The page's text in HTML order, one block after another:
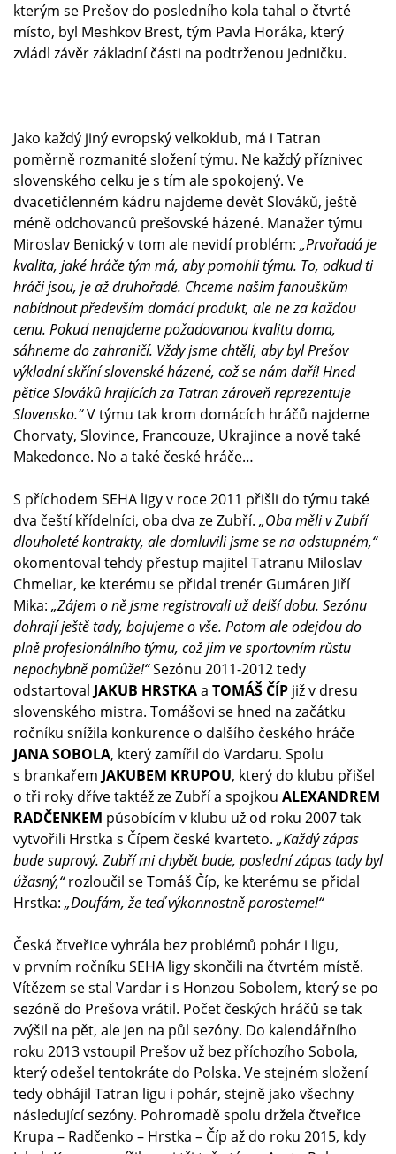
kterým se Prešov do posledního kola tahal o čtvrté
místo, byl Meshkov Brest, tým Pavla Horáka, který
zvládl závěr základní části na podtrženou jedničku.
Jako každý jiný evropský velkoklub, má i Tatran
poměrně rozmanité složení týmu. Ne každý příznivec
slovenského celku je s tím ale spokojený. Ve
dvacetičlenném kádru najdeme devět Slováků, ještě
méně odchovanců prešovské házené. Manažer týmu
Miroslav Benický v tom ale nevidí problém: „Prvořadá je
kvalita, jaké hráče tým má, aby pomohli týmu. To, odkud ti
hráči jsou, je až druhořadé. Chceme našim fanouškům
nabídnout především domácí produkt, ale ne za každou
cenu. Pokud nenajdeme požadovanou kvalitu doma,
sáhneme do zahraničí. Vždy jsme chtěli, aby byl Prešov
výkladní skříní slovenské házené, což se nám daří! Hned
pětice Slováků hrajících za Tatran zároveň reprezentuje
Slovensko.“V týmu tak krom domácích hráčů najdeme
Chorvaty, Slovince, Francouze, Ukrajince a nově také
Makedonce. No a také české hráče…
S příchodem SEHA ligy v roce 2011 přišli do týmu také
dva čeští křídelníci, oba dva ze Zubří. „Oba měli v Zubří
dlouholeté kontrakty, ale domluvili jsme se na odstupném,“
okomentoval tehdy přestup majitel Tatranu Miloslav
Chmeliar, ke kterému se přidal trenér Gumáren Jiří
Mika: „Zájem o ně jsme registrovali už delší dobu. Sezónu
dohrají ještě tady, bojujeme o vše. Potom ale odejdou do
plně profesionálního týmu, což jim ve sportovním růstu
nepochybně pomůže!“Sezónu 2011-2012 tedy
odstartoval JAKUB HRSTKAa TOMÁŠ ČÍP již v dresu
slovenského mistra. Tomášovi se hned na začátku
ročníku snížila konkurence o dalšího českého hráče
JANA SOBOLA, který zamířil do Vardaru. Spolu
s brankařem JAKUBEM KRUPOU, který do klubu přišel
o tři roky dříve taktéž ze Zubří a spojkou ALEXANDREM
RADČENKEM působícím v klubu už od roku 2007 tak
vytvořili Hrstka s Čípem české kvarteto. „Každý zápas
bude suprový. Zubří mi chybět bude, poslední zápas tady byl
úžasný,“rozloučil se Tomáš Číp, ke kterému se přidal
Hrstka: „Doufám, že teď výkonnostně porosteme!“
Česká čtveřice vyhrála bez problémů pohár i ligu,
v prvním ročníku SEHA ligy skončili na čtvrtém místě.
Vítězem se stal Vardar i s Honzou Sobolem, který se po
sezóně do Prešova vrátil. Počet českých hráčů se tak
zvýšil na pět, ale jen na půl sezóny. Do kalendářního
roku 2013 vstoupil Prešov už bez příchozího Sobola,
který odešel tentokráte do Polska. Ve stejném složení
tedy obhájil Tatran ligu i pohár, stejně jako všechny
následující sezóny. Pohromadě spolu držela čtveřice
Krupa – Radčenko – Hrstka – Číp až do roku 2015, kdy